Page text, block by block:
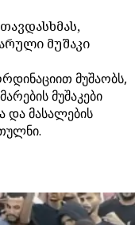
მუშაკი
მუშაობს,
მუშაკები
და მასალების